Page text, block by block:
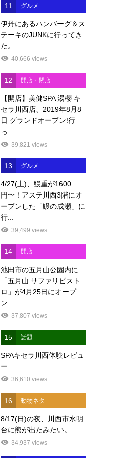
11 グルメ
伊丹にあるハンバーグ＆ス
テーキのJUNKに行ってき
た。
40,666 views
12 開店・閉店
【開店】美健SPA 湯櫻 キ
セラ川西店、2019年8月8
日 グランドオープン!行
っ...
39,821 views
13 グルメ
4/27(土)、鰻重が1600
円〜！アステ川西3階にオ
ープンした「鰻の成瀬」に
行...
39,499 views
14 開店
池田市の五月山公園内に
「五月山 サファリビスト
ロ」が4月25日にオープ
ン...
37,807 views
15 話題
SPAキセラ川西体験レビュ
ー
36,610 views
16 動物ネタ
8/17(日)の夜、川西市水明
台に熊が出たみたい。
34,937 views